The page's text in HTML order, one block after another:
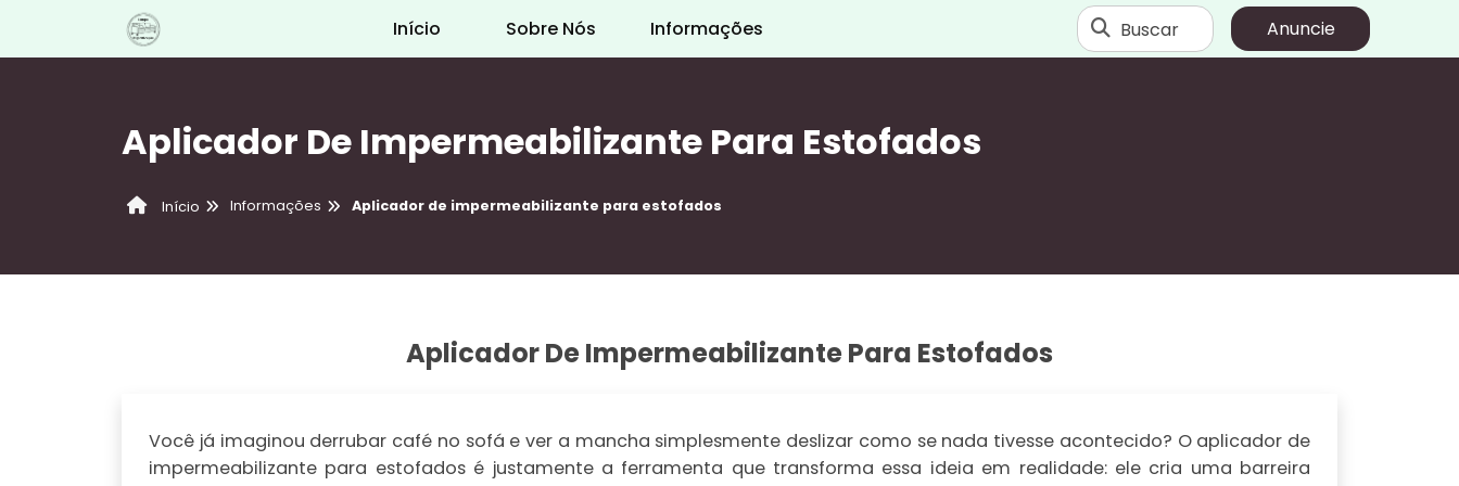
Início Sobre Nós Informações Buscar Anuncie
Aplicador De Impermeabilizante Para Estofados
Início Informações Aplicador de impermeabilizante para estofados
Aplicador De Impermeabilizante Para Estofados
Você já imaginou derrubar café no sofá e ver a mancha simplesmente deslizar como se nada tivesse acontecido? O aplicador de
impermeabilizante para estofados é justamente a ferramenta que transforma essa ideia em realidade: ele cria uma barreira